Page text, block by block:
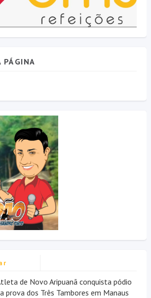
PÁGINA
de Novo Aripuanã conquista pódio
prova dos Três Tambores em Manaus